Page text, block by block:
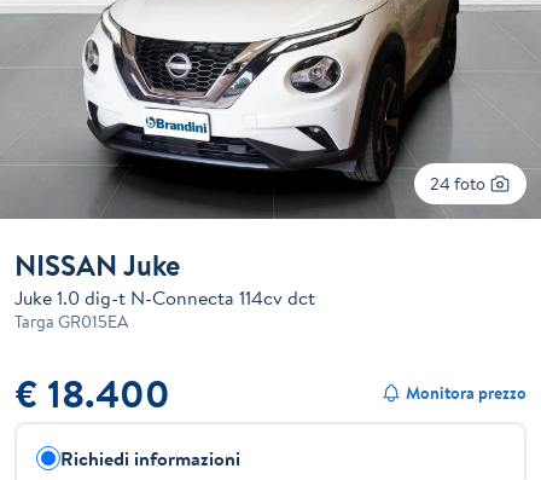
24 foto
NISSAN Juke
Juke 1.0 dig-t N-Connecta 114cv dct
Targa GR015EA
€ 18.400 Monitora prezzo
Richiedi informazioni